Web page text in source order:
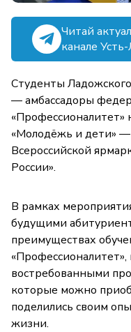
Читай
канале
Студенты
— амбассадоры
«Профессионалитет»
«Молодёжь и дети» —
Всероссийской
России».
В рамках
будущими
преимуществах
востребованными
которые можно
поделились своим
жизни.